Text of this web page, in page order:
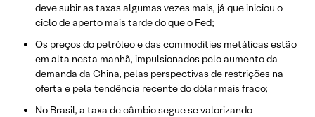
deve subir as taxas algumas vezes mais, já que iniciou o
ciclo de aperto mais tarde do que o Fed;
Os preços do petróleo e das commodities metálicas estão
em alta nesta manhã, impulsionados pelo aumento da
demanda da China, pelas perspectivas de restrições na
oferta e pela tendência recente do dólar mais fraco;
No Brasil, a taxa de câmbio segue se valorizando